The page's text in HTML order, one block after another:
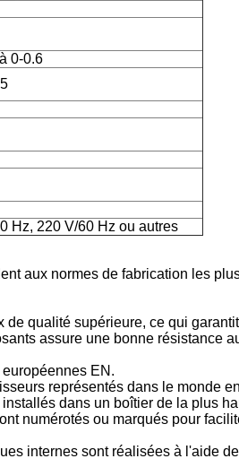
0-0.6
Hz, 220 V/60 Hz ou autres
aux normes de fabrication les
qualité supérieure, ce qui
assure une bonne résistance
EN.
représentés dans le monde
dans un boîtier de la plus
numérotés ou marqués pour
internes sont réalisées à l'aide